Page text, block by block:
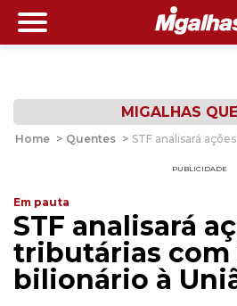
MIGALHAS
Home > Quentes > STF analisará
PUBLICIDADE
Em pauta
STF analisará
tributárias com
bilionário à